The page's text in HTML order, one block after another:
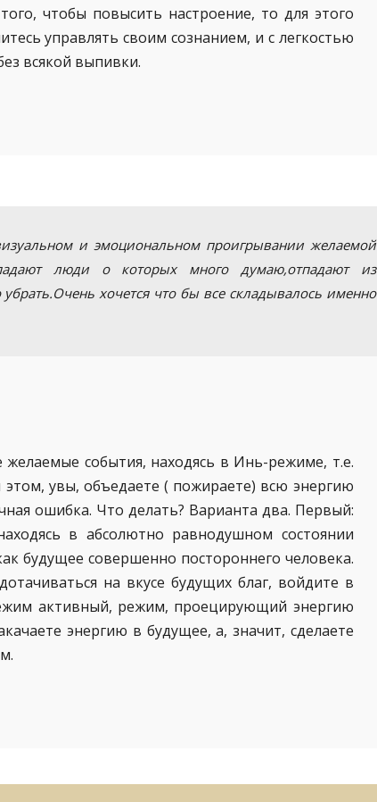
чтобы повысить настроение, то для этого
управлять своим сознанием, и с легкостью
всякой выпивки.
и эмоциональном проигрывании желаемой
люди о которых много думаю,отпадают из
хочется что бы все складывалось именно
события, находясь в Инь-режиме, т.е.
этом, увы, объедаете ( пожираете) всю энергию
ошибка. Что делать? Варианта два. Первый:
в абсолютно равнодушном состоянии
будущее совершенно постороннего человека.
на вкусе будущих благ, войдите в
активный, режим, проецирующий энергию
энергию в будущее, а, значит, сделаете